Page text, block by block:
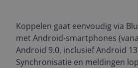
Koppelen gaat eenvoudig via
met Android‑smartphones
Android 9.0, inclusief Android
Synchronisatie en meldingen